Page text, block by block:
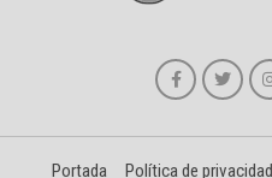
Portada Política de privacidad